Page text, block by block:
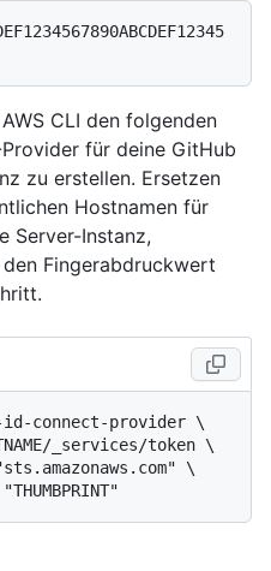
CLI den folgenden
für deine GitHub
zu erstellen. Ersetzen
Hostnamen für
Server-Instanz,
Fingerabdruckwert
id-connect-provider \